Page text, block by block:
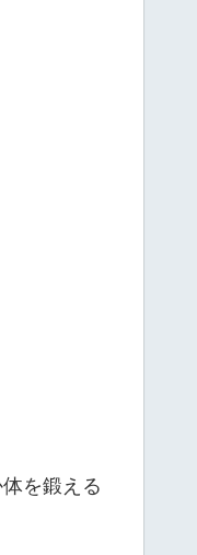
を鍛える